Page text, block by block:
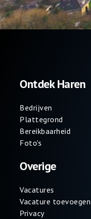
Ontdek Haren
Bedrijven
Plattegrond
Bereikbaarheid
Foto's
Overige
Vacatures
Vacature toevoegen
Privacy